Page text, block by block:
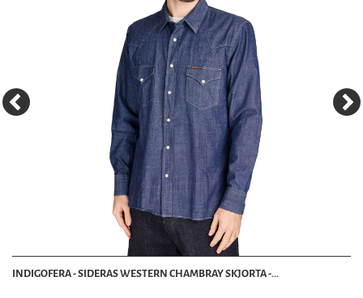
INDIGOFERA - SIDERAS WESTERN CHAMBRAY SKJORTA -...